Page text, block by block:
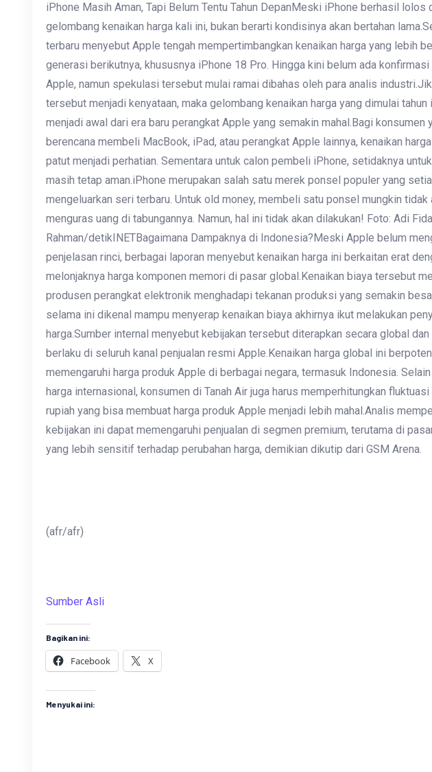
iPhone Masih Aman, Tapi Belum Tentu Tahun DepanMeski iPhone berhasil lolos
gelombang kenaikan harga kali ini, bukan berarti kondisinya akan bertahan
terbaru menyebut Apple tengah mempertimbangkan kenaikan harga yang lebih
generasi berikutnya, khususnya iPhone 18 Pro. Hingga kini belum ada
Apple, namun spekulasi tersebut mulai ramai dibahas oleh para analis
tersebut menjadi kenyataan, maka gelombang kenaikan harga yang dimulai tahun
menjadi awal dari era baru perangkat Apple yang semakin mahal.Bagi konsumen
berencana membeli MacBook, iPad, atau perangkat Apple lainnya, kenaikan
patut menjadi perhatian. Sementara untuk calon pembeli iPhone, setidaknya
masih tetap aman.iPhone merupakan salah satu merek ponsel populer yang
mengeluarkan seri terbaru. Untuk old money, membeli satu ponsel mungkin tidak
menguras uang di tabungannya. Namun, hal ini tidak akan dilakukan! Foto: Adi Fida
Rahman/detikINETBagaimana Dampaknya di Indonesia?Meski Apple belum
penjelasan rinci, berbagai laporan menyebut kenaikan harga ini berkaitan erat
melonjaknya harga komponen memori di pasar global.Kenaikan biaya tersebut
produsen perangkat elektronik menghadapi tekanan produksi yang semakin
selama ini dikenal mampu menyerap kenaikan biaya akhirnya ikut melakukan
harga.Sumber internal menyebut kebijakan tersebut diterapkan secara global dan
berlaku di seluruh kanal penjualan resmi Apple.Kenaikan harga global ini
memengaruhi harga produk Apple di berbagai negara, termasuk Indonesia.
harga internasional, konsumen di Tanah Air juga harus memperhitungkan
rupiah yang bisa membuat harga produk Apple menjadi lebih mahal.Analis
kebijakan ini dapat memengaruhi penjualan di segmen premium, terutama di
yang lebih sensitif terhadap perubahan harga, demikian dikutip dari GSM Arena.
(afr/afr)
Sumber Asli
Bagikan ini:
Facebook X
Menyukai ini: